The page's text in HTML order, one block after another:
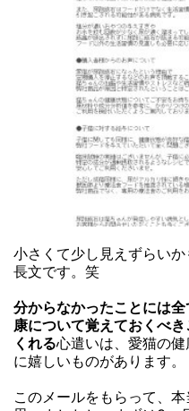
小さくて少し見えずらい
長文です。笑
分からなかったことには
康について覚えておくべ
くれる心遣いは、愛猫の
に嬉しいものがあります。
このメールをもらって、